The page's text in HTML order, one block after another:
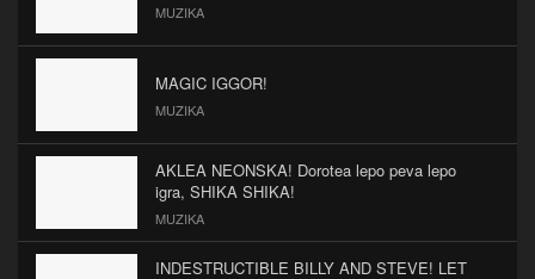
MUZIKA
MAGIC IGGOR!
MUZIKA
AKLEA NEONSKA! Dorotea lepo peva lepo
igra, SHIKA SHIKA!
MUZIKA
INDESTRUCTIBLE BILLY AND STEVE! LET